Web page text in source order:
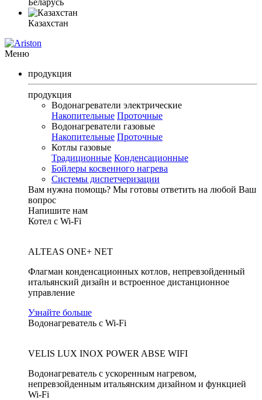
Беларусь
Казахстан
Меню
продукция
продукция
Водонагреватели электрические
Накопительные Проточные
Водонагреватели газовые
Накопительные Проточные
Котлы газовые
Традиционные Конденсационные
Бойлеры косвенного нагрева
Системы диспетчеризации
Вам нужна помощь? Мы готовы ответить на любой Ваш
вопрос
Напишите нам
Котел с Wi-Fi
ALTEAS ONE+ NET
Флагман конденсационных котлов, непревзойденный
итальянский дизайн и встроенное дистанционное
управление
Узнайте больше
Водонагреватель с Wi-Fi
VELIS LUX INOX POWER ABSE WIFI
Водонагреватель с ускоренным нагревом,
непревзойденным итальянским дизайном и функцией
Wi-Fi